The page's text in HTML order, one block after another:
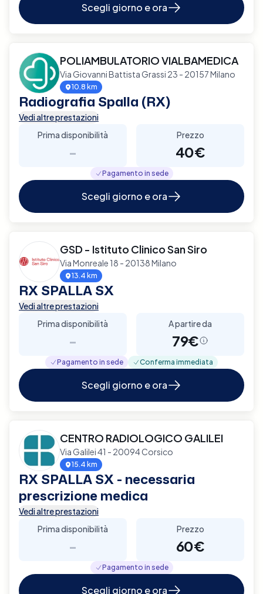
Scegli giorno e ora
POLIAMBULATORIO VIALBAMEDICA
Via Giovanni Battista Grassi 23 - 20157 Milano
10.8 km
Radiografia Spalla (RX)
Vedi altre prestazioni
Prima disponibilità
-
Prezzo
40€
Pagamento in sede
Scegli giorno e ora
GSD - Istituto Clinico San Siro
Via Monreale 18 - 20138 Milano
13.4 km
RX SPALLA SX
Vedi altre prestazioni
Prima disponibilità
-
A partire da
79€
Pagamento in sede Conferma immediata
Scegli giorno e ora
CENTRO RADIOLOGICO GALILEI
Via Galilei 41 - 20094 Corsico
15.4 km
RX SPALLA SX - necessaria
prescrizione medica
Vedi altre prestazioni
Prima disponibilità
-
Prezzo
60€
Pagamento in sede
Scegli giorno e ora